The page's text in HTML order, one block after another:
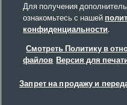
Для получения
ознакомьтесь с нашей
конфиденциальности.
Смотреть Политику в
файлов Версия для
Запрет на продажу и